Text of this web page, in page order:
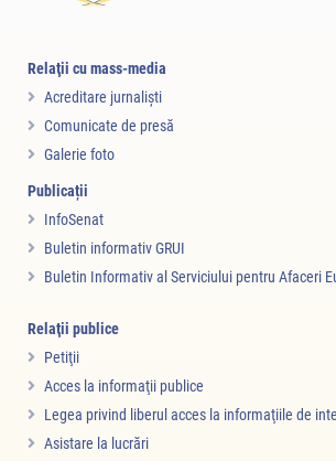
Relaţii cu mass-media
Acreditare jurnalişti
Comunicate de presă
Galerie foto
Publicații
InfoSenat
Buletin informativ GRUI
Buletin Informativ al Serviciului pentru Afaceri
Relaţii publice
Petiţii
Acces la informaţii publice
Legea privind liberul acces la informaţiile de
Asistare la lucrări